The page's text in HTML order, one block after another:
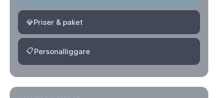
💎Priser & paket
📋Personalliggare